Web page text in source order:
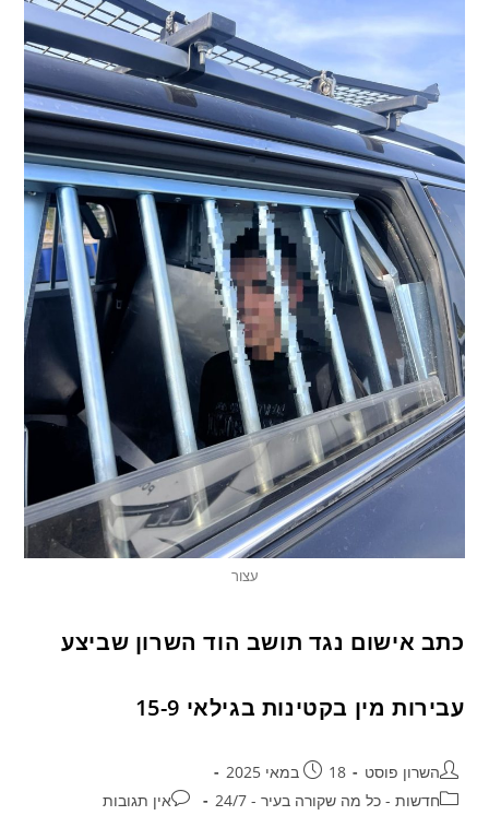
עצור
כתב אישום נגד תושב הוד השרון שביצע
עבירות מין בקטינות בגילאי 15-9
השרון פוסט
18 במאי 2025
חדשות - כל מה שקורה בעיר - 24/7
אין תגובות